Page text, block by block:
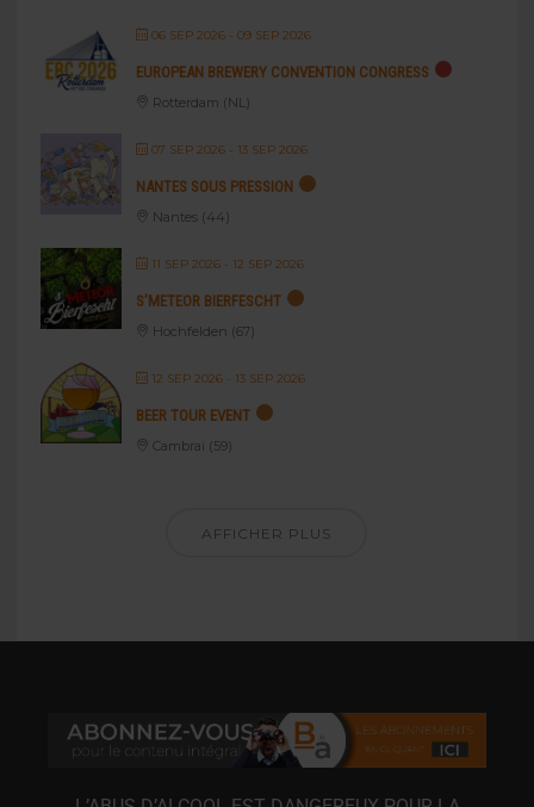
06 SEP 2026- 09 SEP 2026
EUROPEAN BREWERY CONVENTION CONGRESS
Rotterdam (NL)
07 SEP 2026- 13 SEP 2026
NANTES SOUS PRESSION
Nantes (44)
11 SEP 2026- 12 SEP 2026
S’METEOR BIERFESCHT
Hochfelden (67)
12 SEP 2026- 13 SEP 2026
BEER TOUR EVENT
Cambrai (59)
AFFICHER PLUS